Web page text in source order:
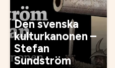
Den svenska
kulturkanonen –
Stefan
Sundström